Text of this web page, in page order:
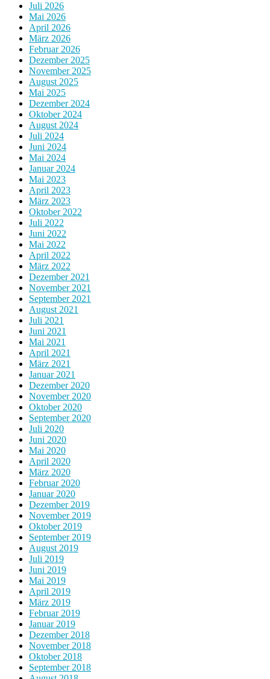
Juli 2026
Mai 2026
April 2026
März 2026
Februar 2026
Dezember 2025
November 2025
August 2025
Mai 2025
Dezember 2024
Oktober 2024
August 2024
Juli 2024
Juni 2024
Mai 2024
Januar 2024
Mai 2023
April 2023
März 2023
Oktober 2022
Juli 2022
Juni 2022
Mai 2022
April 2022
März 2022
Dezember 2021
November 2021
September 2021
August 2021
Juli 2021
Juni 2021
Mai 2021
April 2021
März 2021
Januar 2021
Dezember 2020
November 2020
Oktober 2020
September 2020
Juli 2020
Juni 2020
Mai 2020
April 2020
März 2020
Februar 2020
Januar 2020
Dezember 2019
November 2019
Oktober 2019
September 2019
August 2019
Juli 2019
Juni 2019
Mai 2019
April 2019
März 2019
Februar 2019
Januar 2019
Dezember 2018
November 2018
Oktober 2018
September 2018